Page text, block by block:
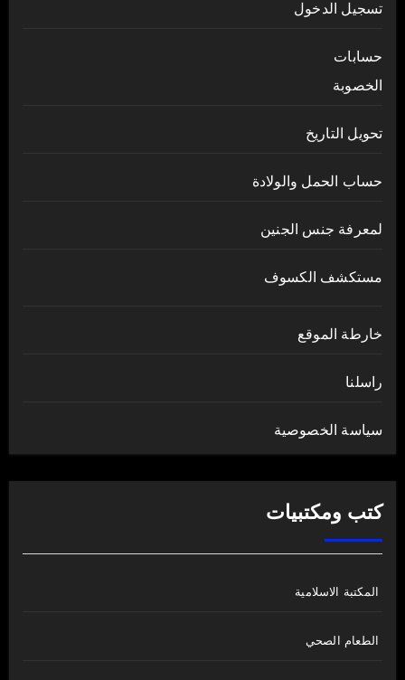
تسجيل الدخول
حسابات
الخصوبة
تحويل التاريخ
حساب الحمل والولادة
لمعرفة جنس الجنين
مستكشف الكسوف
خارطة الموقع
راسلنا
سياسة الخصوصية
كتب ومكتبيات
المكتبة الاسلامية
الطعام الصحي